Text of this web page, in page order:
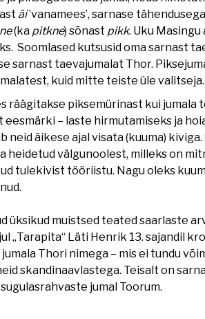
äi’vanamees’, sarnase
(ka pitkne) sõnast pikk. Uku
Soomlased kutsusid oma sarnast
sarnast taevajumalat Thor.
kuid mitte teiste üle valitseja.
räägitakse piksemürinast kui jumala
– laste hirmutamiseks ja
neid äikese ajal visata (kuuma)
heidetud välgunoolest, milleks on
tulekivist tööriistu. Nagu oleks
üksikud muistsed teated saarlaste
„Tarapita“ Läti Henrik 13. sajandil
Thori nimega – mis ei tundu
skandinaavlastega. Teisalt on
jumal Toorum.